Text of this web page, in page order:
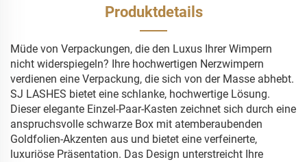
Produktdetails
Müde von Verpackungen, die den Luxus Ihrer Wimpern
nicht widerspiegeln? Ihre hochwertigen Nerzwimpern
verdienen eine Verpackung, die sich von der Masse abhebt.
SJ LASHES bietet eine schlanke, hochwertige Lösung.
Dieser elegante Einzel-Paar-Kasten zeichnet sich durch eine
anspruchsvolle schwarze Box mit atemberaubenden
Goldfolien-Akzenten aus und bietet eine verfeinerte,
luxuriöse Präsentation. Das Design unterstreicht Ihre